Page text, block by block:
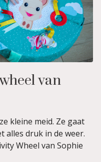
van
kleine meid. Ze gaat
alles druk in de weer.
Wheel van Sophie